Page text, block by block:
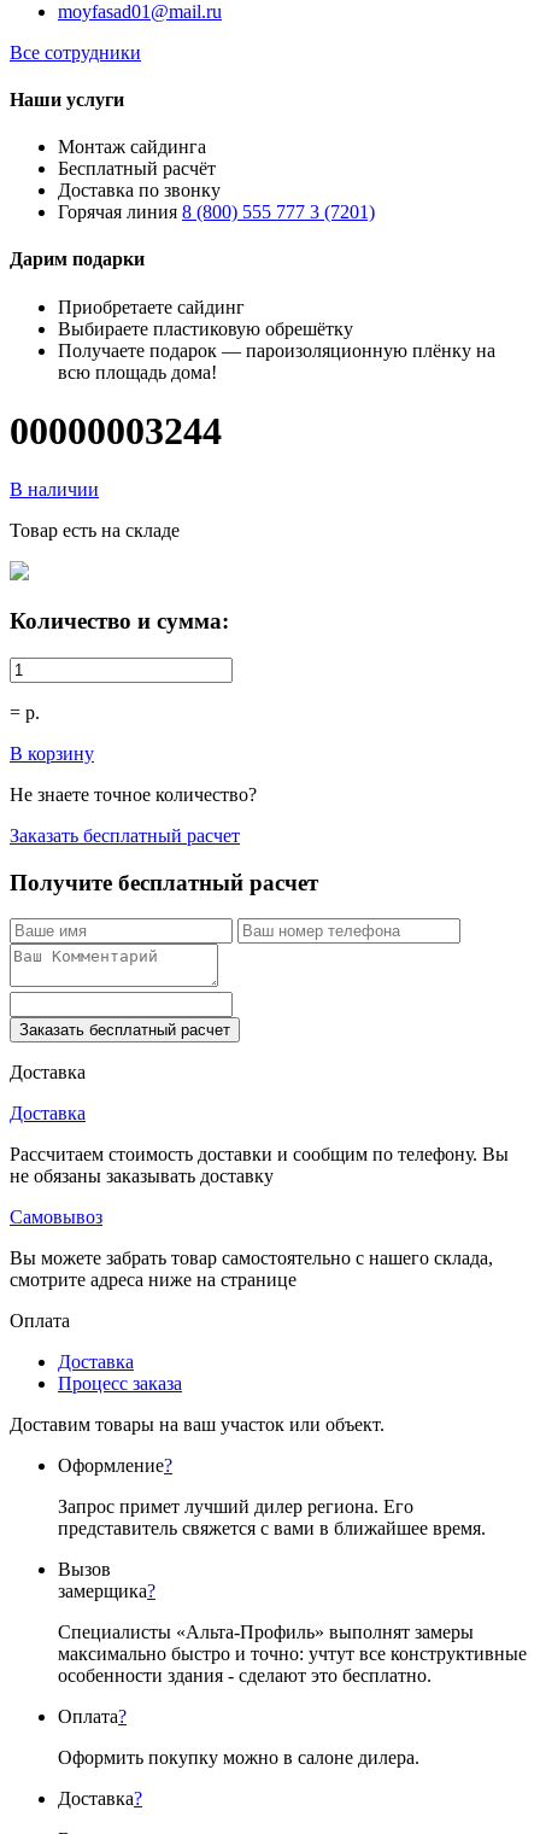
moyfasad01@mail.ru
Все сотрудники
Наши услуги
Монтаж сайдинга
Бесплатный расчёт
Доставка по звонку
Горячая линия 8 (800) 555 777 3 (7201)
Дарим подарки
Приобретаете сайдинг
Выбираете пластиковую обрешётку
Получаете подарок — пароизоляционную плёнку на
всю площадь дома!
00000003244
В наличии
Товар есть на складе
Количество и сумма:
= р.
В корзину
Не знаете точное количество?
Заказать бесплатный расчет
Получите бесплатный расчет
Заказать бесплатный расчет
Доставка
Доставка
Рассчитаем стоимость доставки и сообщим по телефону. Вы
не обязаны заказывать доставку
Самовывоз
Вы можете забрать товар самостоятельно с нашего склада,
смотрите адреса ниже на странице
Оплата
Доставка
Процесс заказа
Доставим товары на ваш участок или объект.
Оформление?
Запрос примет лучший дилер региона. Его
представитель свяжется с вами в ближайшее время.
Вызов
замерщика?
Специалисты «Альта-Профиль» выполнят замеры
максимально быстро и точно: учтут все конструктивные
особенности здания - сделают это бесплатно.
Оплата?
Оформить покупку можно в салоне дилера.
Доставка?